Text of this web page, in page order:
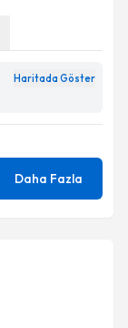
Haritada Göster
Daha Fazla